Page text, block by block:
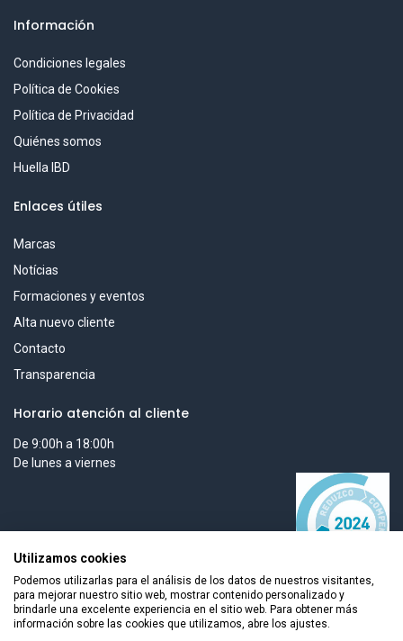
Información
Condiciones legales
Política de Cookies
Política de Privacidad
Quiénes somos
Huella IBD
Enlaces útiles
Marcas
Notícias
Formaciones y eventos
Alta nuevo cliente
Contacto
Transparencia
Horario atención al cliente
De 9:00h a 18:00h
De lunes a viernes
Utilizamos cookies
Podemos utilizarlas para el análisis de los datos de nuestros visitantes,
para mejorar nuestro sitio web, mostrar contenido personalizado y
brindarle una excelente experiencia en el sitio web. Para obtener más
información sobre las cookies que utilizamos, abre los ajustes.